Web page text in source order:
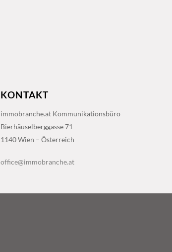
KONTAKT
immobranche.at Kommunikationsbüro
Bierhäuselberggasse 71
1140 Wien – Österreich
office@immobranche.at